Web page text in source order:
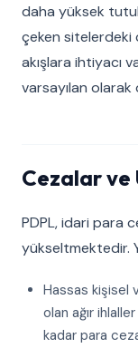
daha yüksek
çeken sitelerdeki
akışlara ihtiyacı
varsayılan olarak
Cezalar ve
PDPL, idari para
yükseltmektedir.
Hassas kişisel
olan ağır
kadar para